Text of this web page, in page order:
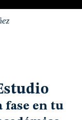
fase en tu